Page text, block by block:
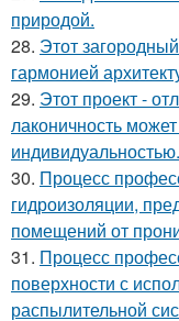
природой.
28. Этот
гармонией
29. Этот проект -
лаконичность
индивидуальностью.
30. Процесс
гидроизоляции,
помещений от
31. Процесс
поверхности с
распылительной